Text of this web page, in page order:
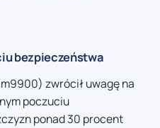
bezpieczeństwa
zwrócił uwagę na
poczuciu
ponad 30 procent